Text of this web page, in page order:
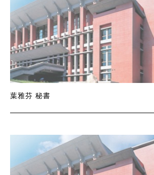
葉雅芬 秘書